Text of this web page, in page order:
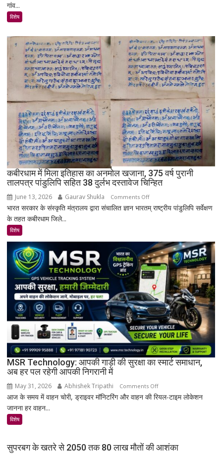
गाँव!
200
साल
बाद
भी
क्यों
बसा
राजस्थान
का
सबसे
रहस्यमयी
गांव?
गांव...
विशेष
कबीरधाम में मिला इतिहास का अनमोल खजाना, 375 वर्ष पुरानी
तालपत्र पांडुलिपि सहित 38 दुर्लभ दस्तावेज चिन्हित
June 13, 2026 Gaurav Shukla Comments Offon
कबीरधाम
का
अनमोल
खजाना,
375
वर्ष
पुरानी
तालपत्र
पांडुलिपि
सहित
38
दुर्लभ
भारत सरकार के संस्कृति मंत्रालय द्वारा संचालित ज्ञान भारतम् राष्ट्रीय पांडुलिपि सर्वेक्षण
के तहत कबीरधाम जिले...
विशेष
MSR Technology: आपकी गाड़ी की सुरक्षा का स्मार्ट समाधान,
अब हर पल रहेगी आपकी निगरानी में
May 31, 2026 Abhishek Tripathi Comments Offon
MSR
सुरक्षा
आज के समय में वाहन चोरी, ड्राइवर मॉनिटरिंग और वाहन की रियल-टाइम लोकेशन
जानना हर वाहन...
विशेष
सुपरबग के खतरे से 2050 तक 80 लाख मौतों की आशंका